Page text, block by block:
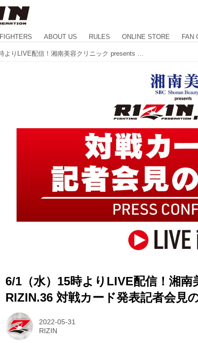
FIGHTERS ABOUT US RULES ONLINE STORE FAN
6/1（水）15時よりLIVE配信！湘
RIZIN.36 対戦カード発表記者会見
2022-05-31
RIZIN